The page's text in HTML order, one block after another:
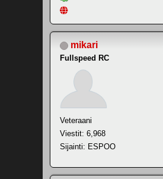
mikari
Fullspeed RC
Veteraani
Viestit: 6,968
Sijainti: ESPOO